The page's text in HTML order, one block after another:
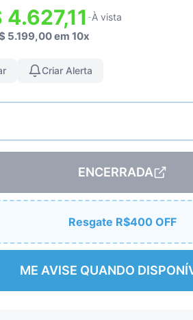
4.627,11 -À vista
5.199,00 em 10x
Criar Alerta
ENCERRADA
Resgate R$400 OFF
ME AVISE QUANDO